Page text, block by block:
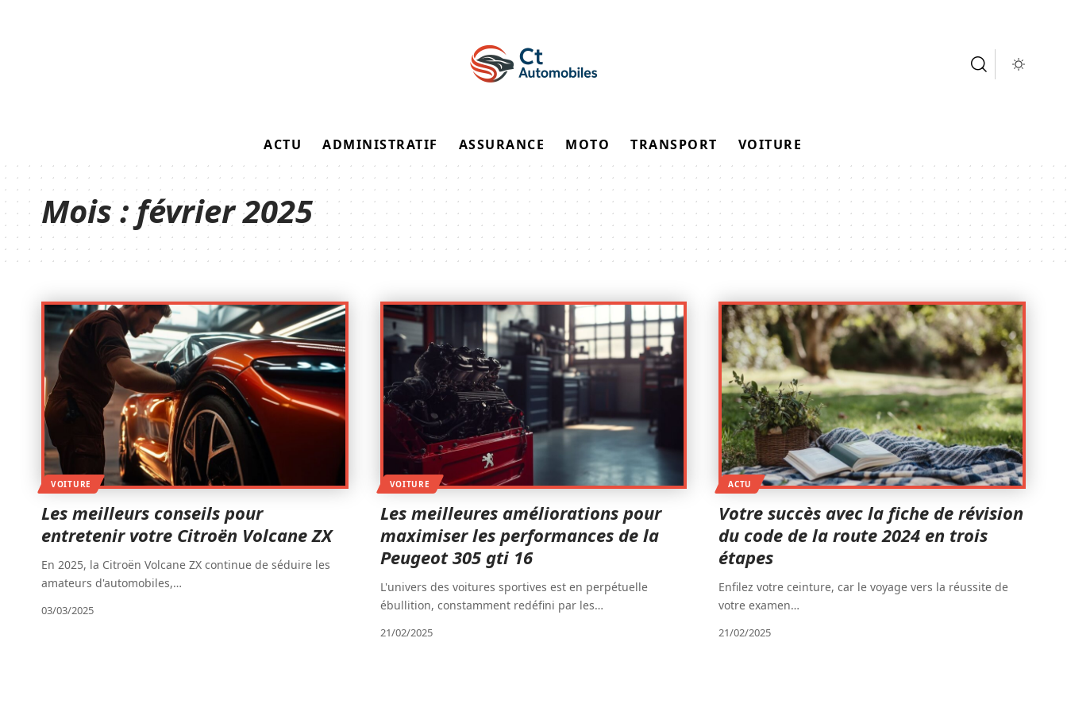
ACTU ADMINISTRATIF ASSURANCE MOTO TRANSPORT VOITURE
Mois :février 2025
VOITURE
Les meilleurs conseils pour
entretenir votre Citroën Volcane ZX
En 2025, la Citroën Volcane ZX continue de séduire les
amateurs d'automobiles,…
03/03/2025
VOITURE
Les meilleures améliorations pour
maximiser les performances de la
Peugeot 305 gti 16
L'univers des voitures sportives est en perpétuelle
ébullition, constamment redéfini par les…
21/02/2025
ACTU
Votre succès avec la fiche de révision
du code de la route 2024 en trois
étapes
Enfilez votre ceinture, car le voyage vers la réussite de
votre examen…
21/02/2025